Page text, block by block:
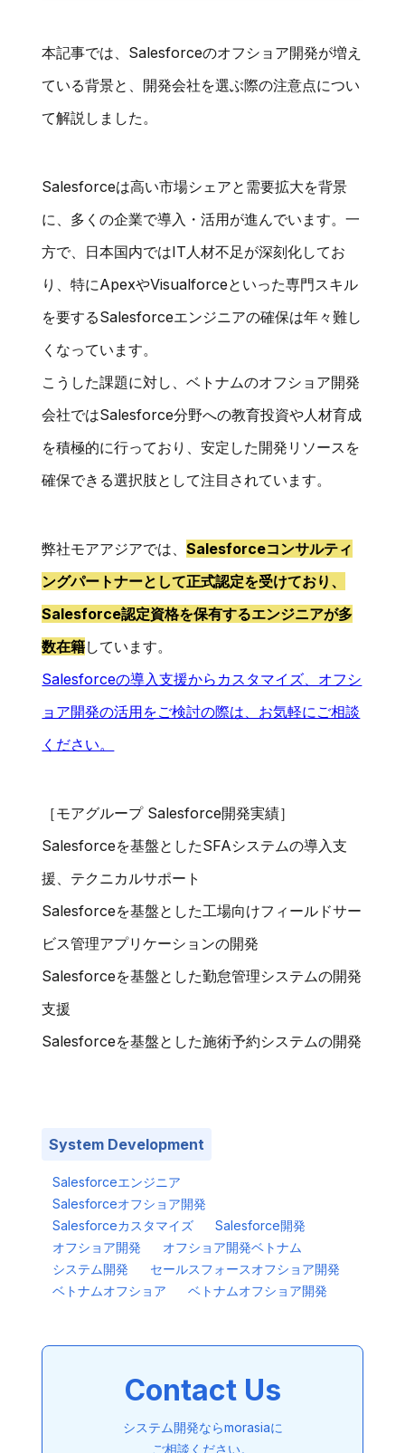
本記事では、Salesforceのオフショア開発が増え
ている背景と、開発会社を選ぶ際の注意点につい
て解説しました。
Salesforceは高い市場シェアと需要拡大を背景
に、多くの企業で導入・活用が進んでいます。一
方で、日本国内ではIT人材不足が深刻化してお
り、特にApexやVisualforceといった専門スキル
を要するSalesforceエンジニアの確保は年々難し
くなっています。
こうした課題に対し、ベトナムのオフショア開発
会社ではSalesforce分野への教育投資や人材育成
を積極的に行っており、安定した開発リソースを
確保できる選択肢として注目されています。
弊社モアアジアでは、Salesforceコンサルティ
ングパートナーとして正式認定を受けており、
Salesforce認定資格を保有するエンジニアが多
数在籍しています。
Salesforceの導入支援からカスタマイズ、オフシ
ョア開発の活用をご検討の際は、お気軽にご相談
ください。
［モアグループ Salesforce開発実績］
Salesforceを基盤としたSFAシステムの導入支
援、テクニカルサポート
Salesforceを基盤とした工場向けフィールドサー
ビス管理アプリケーションの開発
Salesforceを基盤とした勤怠管理システムの開発
支援
Salesforceを基盤とした施術予約システムの開発
System Development
Salesforceエンジニア
Salesforceオフショア開発
Salesforceカスタマイズ
Salesforce開発
オフショア開発
オフショア開発ベトナム
システム開発
セールスフォースオフショア開発
ベトナムオフショア
ベトナムオフショア開発
Contact Us
システム開発ならmorasiaに
ご相談ください。